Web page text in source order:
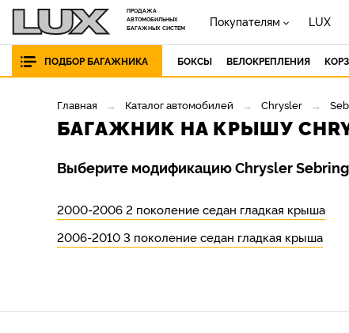
ПРОДАЖА
АВТОМОБИЛЬНЫХ
БАГАЖНЫХ СИСТЕМ
Покупателям LUX
ПОДБОР БАГАЖНИКА БОКСЫ ВЕЛОКРЕПЛЕНИЯ
Главная Каталог автомобилей Chrysler
БАГАЖНИК НА КРЫШУ
Выберите модификацию Chrysler Sebring
2000-2006 2 поколение седан гладкая крыша
2006-2010 3 поколение седан гладкая крыша